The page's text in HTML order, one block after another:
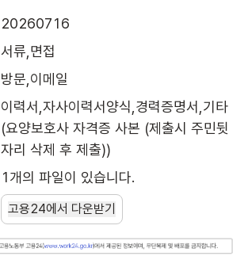
20260716
서류,면접
방문,이메일
이력서,자사이력서양식,경력증명서,기타
(요양보호사 자격증 사본 (제출시 주민뒷
자리 삭제 후 제출))
1개의 파일이 있습니다.
고용24에서 다운받기